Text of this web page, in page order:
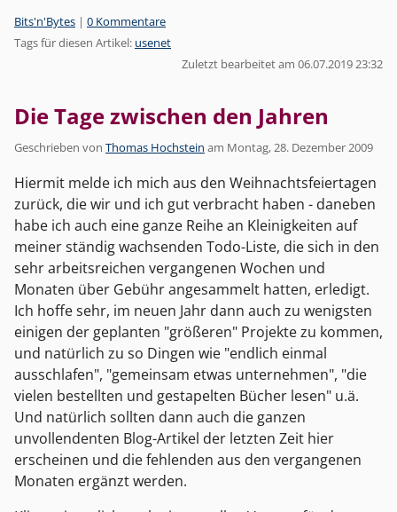
Kategorien:
Bits'n'Bytes | 0 Kommentare
Tags für diesen Artikel: usenet
Zuletzt bearbeitet am 06.07.2019 23:32
Die Tage zwischen den Jahren
Geschrieben von Thomas Hochstein am Montag, 28. Dezember 2009
Hiermit melde ich mich aus den Weihnachtsfeiertagen
zurück, die wir und ich gut verbracht haben - daneben
habe ich auch eine ganze Reihe an Kleinigkeiten auf
meiner ständig wachsenden Todo-Liste, die sich in den
sehr arbeitsreichen vergangenen Wochen und
Monaten über Gebühr angesammelt hatten, erledigt.
Ich hoffe sehr, im neuen Jahr dann auch zu wenigsten
einigen der geplanten "größeren" Projekte zu kommen,
und natürlich zu so Dingen wie "endlich einmal
ausschlafen", "gemeinsam etwas unternehmen", "die
vielen bestellten und gestapelten Bücher lesen" u.ä.
Und natürlich sollten dann auch die ganzen
unvollendenten Blog-Artikel der letzten Zeit hier
erscheinen und die fehlenden aus den vergangenen
Monaten ergänzt werden.